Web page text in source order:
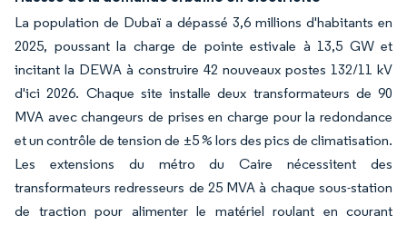
La population de Dubaï a dépassé 3,6 millions d'habitants en
2025, poussant la charge de pointe estivale à 13,5 GW et
incitant la DEWA à construire 42 nouveaux postes 132/11 kV
d'ici 2026. Chaque site installe deux transformateurs de 90
MVA avec changeurs de prises en charge pour la redondance
et un contrôle de tension de ±5 % lors des pics de climatisation.
Les extensions du métro du Caire nécessitent des
transformateurs redresseurs de 25 MVA à chaque sous-station
de traction pour alimenter le matériel roulant en courant